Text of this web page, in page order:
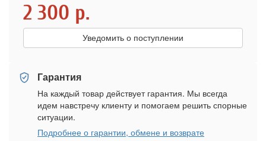
2 300 р.
Уведомить о поступлении
Гарантия
На каждый товар действует гарантия. Мы всегда
идем навстречу клиенту и помогаем решить спорные
ситуации.
Подробнее о гарантии, обмене и возврате